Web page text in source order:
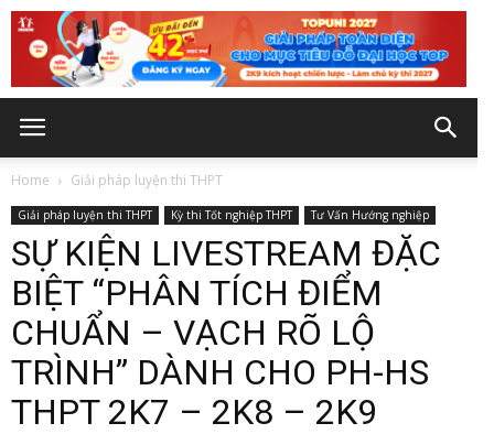
Home Giải pháp luyện thi THPT
Giải pháp luyện thi THPT Kỳ thi Tốt nghiệp THPT Tư Vấn Hướng nghiệp
SỰ KIỆN LIVESTREAM ĐẶC
BIỆT “PHÂN TÍCH ĐIỂM
CHUẨN – VẠCH RÕ LỘ
TRÌNH” DÀNH CHO PH-HS
THPT 2K7 – 2K8 – 2K9